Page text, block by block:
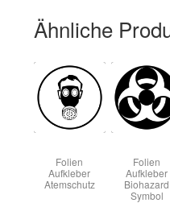
Ähnliche
Folien
Aufkleber
Atemschutz
Folien
Aufkleber
Biohazard
Symbol